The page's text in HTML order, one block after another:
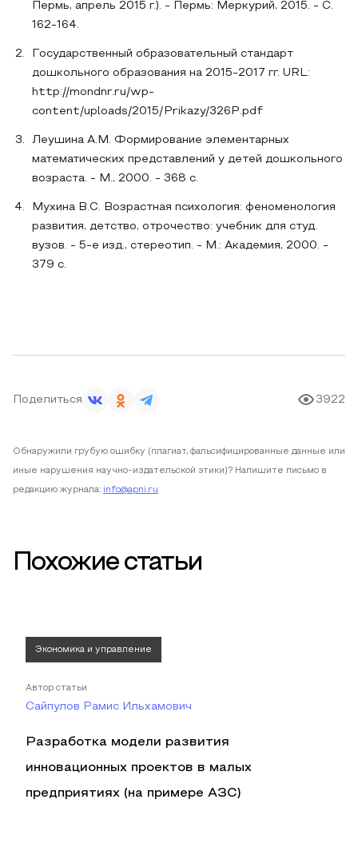
Пермь, апрель 2015 г.). - Пермь: Меркурий, 2015. - С.
162-164.
Государственный образовательный стандарт
дошкольного образования на 2015-2017 гг. URL:
http://mondnr.ru/wp-
content/uploads/2015/Prikazy/326P.pdf
Леушина А.М. Формирование элементарных
математических представлений у детей дошкольного
возраста. - М., 2000. - 368 с.
Мухина В.С. Возрастная психология: феноменология
развития, детство, отрочество: учебник для студ.
вузов. - 5-е изд., стереотип. - М.: Академия, 2000. -
379 с.
Поделиться 3922
Обнаружили грубую ошибку (плагиат, фальсифицированные данные или
иные нарушения научно-издательской этики)? Напишите письмо в
редакцию журнала: info@apni.ru
Похожие статьи
Экономика и управление
Автор статьи
Сайпулов Рамис Ильхамович
Разработка модели развития
инновационных проектов в малых
предприятиях (на примере АЗС)